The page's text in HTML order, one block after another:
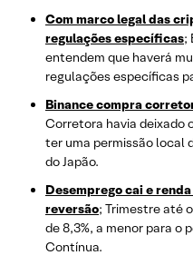
Com marco legal das
regulações específicas;
entendem que haverá
regulações específicas
Binance compra
Corretora havia deixado
ter uma permissão local
do Japão.
Desemprego cai e
reversão; Trimestre até
de 8,3%, a menor para o
Contínua.